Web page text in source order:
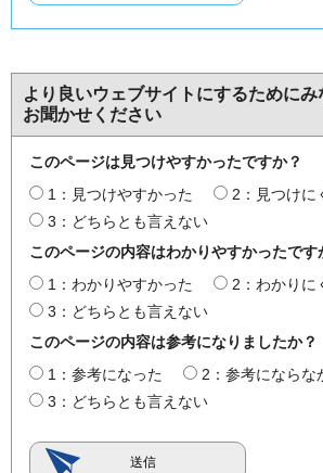
より良いウェブサイトにするために
お聞かせください
このページは見つけやすかったですか？
1：見つけやすかった
2：見つけに
3：どちらとも言えない
このページの内容はわかりやすかったです
1：わかりやすかった
2：わかりに
3：どちらとも言えない
このページの内容は参考になりましたか？
1：参考になった
2：参考にならな
3：どちらとも言えない